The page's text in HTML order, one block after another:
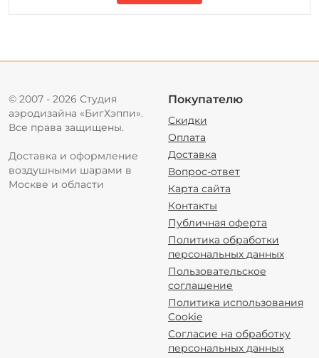
© 2007 - 2026 Студия
аэродизайна «БигХэппи».
Все права защищены.
Доставка и оформление
воздушными шарами в
Москве и области
Покупателю
Скидки
Оплата
Доставка
Вопрос-ответ
Карта сайта
Контакты
Публичная оферта
Политика обработки
персональных данных
Пользовательское
соглашение
Политика использования
Cookie
Согласие на обработку
персональных данных